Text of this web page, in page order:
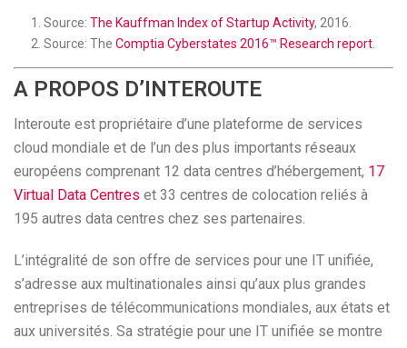
Source: The Kauffman Index of Startup Activity, 2016.
Source: The Comptia Cyberstates 2016™ Research report.
A PROPOS D’INTEROUTE
Interoute est propriétaire d’une plateforme de services
cloud mondiale et de l’un des plus importants réseaux
européens comprenant 12 data centres d’hébergement, 17
Virtual Data Centres et 33 centres de colocation reliés à
195 autres data centres chez ses partenaires.
L’intégralité de son offre de services pour une IT unifiée,
s’adresse aux multinationales ainsi qu’aux plus grandes
entreprises de télécommunications mondiales, aux états et
aux universités. Sa stratégie pour une IT unifiée se montre